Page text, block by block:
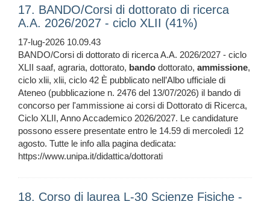
17. BANDO/Corsi di dottorato di ricerca
A.A. 2026/2027 - ciclo XLII (41%)
17-lug-2026 10.09.43
BANDO/Corsi di dottorato di ricerca A.A. 2026/2027 - ciclo
XLII saaf, agraria, dottorato, bando dottorato, ammissione,
ciclo xlii, xlii, ciclo 42 È pubblicato nell’Albo ufficiale di
Ateneo (pubblicazione n. 2476 del 13/07/2026) il bando di
concorso per l'ammissione ai corsi di Dottorato di Ricerca,
Ciclo XLII, Anno Accademico 2026/2027. Le candidature
possono essere presentate entro le 14.59 di mercoledì 12
agosto. Tutte le info alla pagina dedicata:
https://www.unipa.it/didattica/dottorati
18. Corso di laurea L-30 Scienze Fisiche -